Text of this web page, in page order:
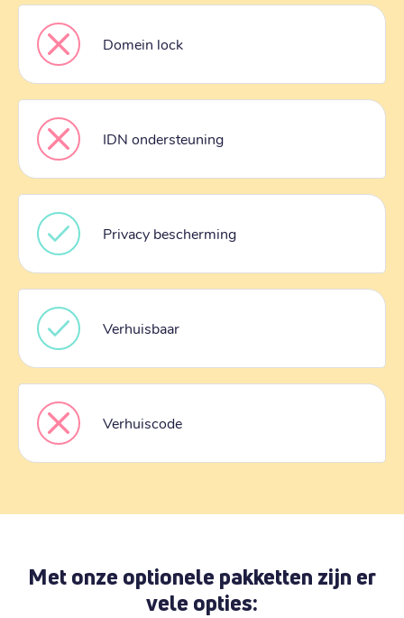
Domein lock
IDN ondersteuning
Privacy bescherming
Verhuisbaar
Verhuiscode
Met onze optionele pakketten zijn er
vele opties: